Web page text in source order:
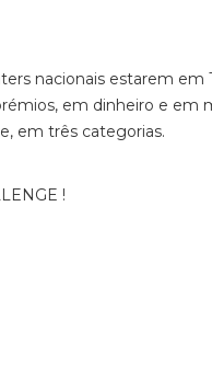
nacionais estarem em
em dinheiro e em
em três categorias.
!